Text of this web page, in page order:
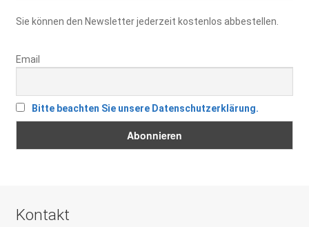
Sie können den Newsletter jederzeit kostenlos abbestellen.
Email
Bitte beachten Sie unsere Datenschutzerklärung.
Kontakt